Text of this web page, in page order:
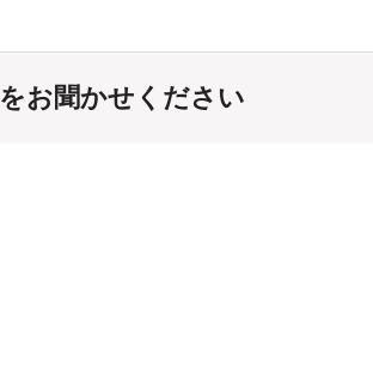
お聞かせください